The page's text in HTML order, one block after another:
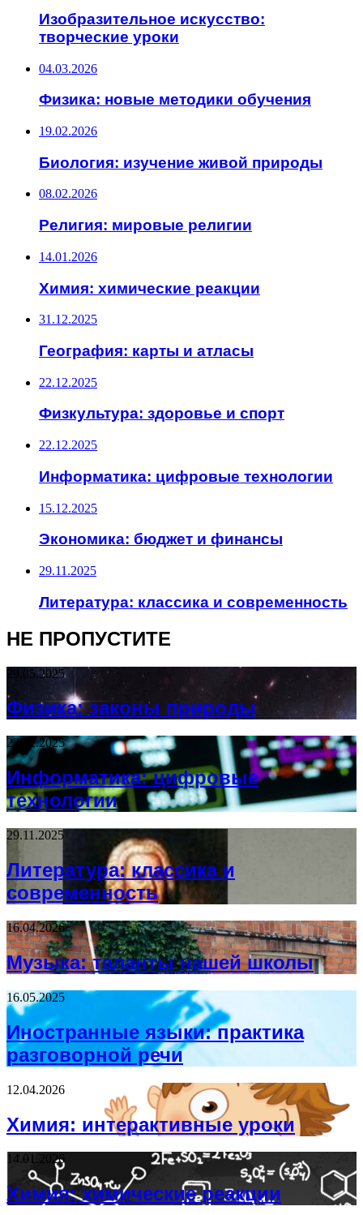
Изобразительное искусство:
творческие уроки
04.03.2026
Физика: новые методики обучения
19.02.2026
Биология: изучение живой природы
08.02.2026
Религия: мировые религии
14.01.2026
Химия: химические реакции
31.12.2025
География: карты и атласы
22.12.2025
Физкультура: здоровье и спорт
22.12.2025
Информатика: цифровые технологии
15.12.2025
Экономика: бюджет и финансы
29.11.2025
Литература: классика и современность
НЕ ПРОПУСТИТЕ
29.05.2025
Физика: законы природы
22.12.2025
Информатика: цифровые
технологии
29.11.2025
Литература: классика и
современность
16.04.2026
Музыка: таланты нашей школы
16.05.2025
Иностранные языки: практика
разговорной речи
12.04.2026
Химия: интерактивные уроки
14.01.2026
Химия: химические реакции